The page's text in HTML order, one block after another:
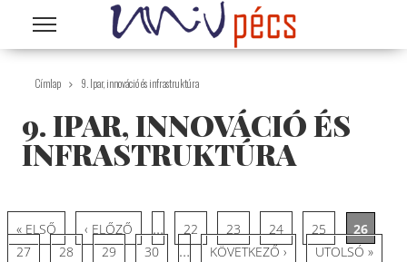
Ugrás a tartalomra
Címlap 9. Ipar, innováció és infrastruktúra
9. IPAR, INNOVÁCIÓ ÉS
INFRASTRUKTÚRA
Oldalak
« ELSŐ ‹ ELŐZŐ … 22 23 24 25
26
27
28 29 30 … KÖVETKEZŐ › UTOLSÓ »